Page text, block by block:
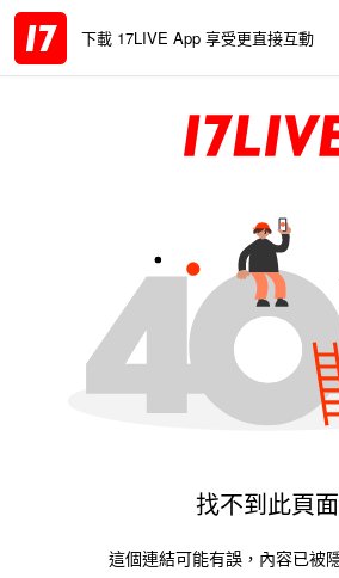
下載 17LIVE App 享受更直接互動
找不到此頁面
這個連結可能有誤，內容已被